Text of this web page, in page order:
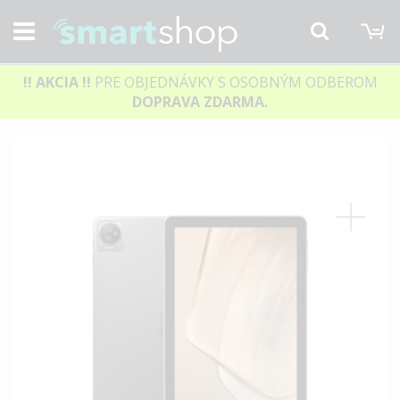
Hľadať
!! AKCIA !! PRE OBJEDNÁVKY S OSOBNÝM ODBEROM
DOPRAVA ZDARMA.